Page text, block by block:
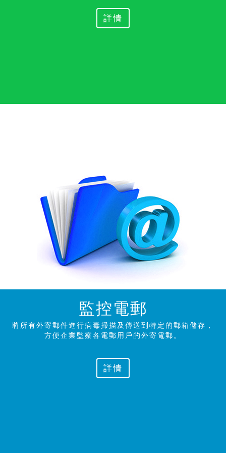
詳情
監控電郵
將所有外寄郵件進行病毒掃描及傳送到特定的郵箱儲存，
方便企業監察各電郵用戶的外寄電郵。
詳情